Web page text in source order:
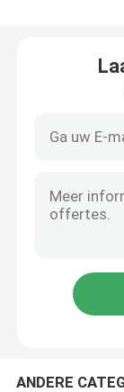
ANDERE